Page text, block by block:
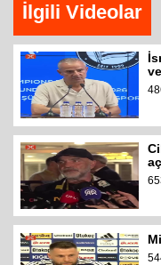
İlgili Videolar